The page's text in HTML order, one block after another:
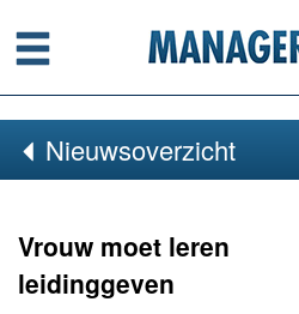
Menu
Nieuwsoverzicht
Vrouw moet leren
leidinggeven